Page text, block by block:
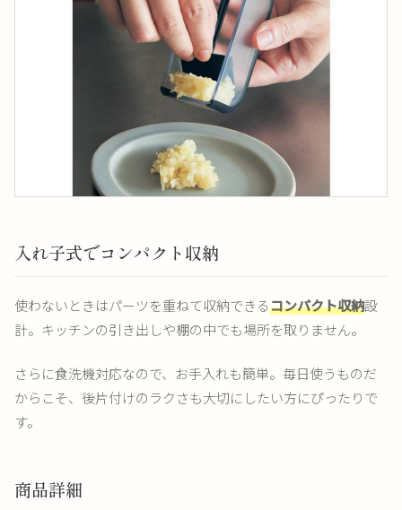
入れ子式でコンパクト収納
使わないときはパーツを重ねて収納できるコンパクト収納設
計。キッチンの引き出しや棚の中でも場所を取りません。
さらに食洗機対応なので、お手入れも簡単。毎日使うものだ
からこそ、後片付けのラクさも大切にしたい方にぴったりで
す。
商品詳細